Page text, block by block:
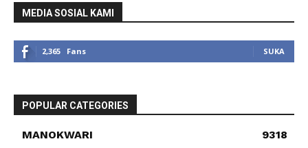
MEDIA SOSIAL KAMI
2,365 Fans SUKA
POPULAR CATEGORIES
MANOKWARI
9318